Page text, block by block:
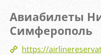
Авиабилеты
Симферополь
https://